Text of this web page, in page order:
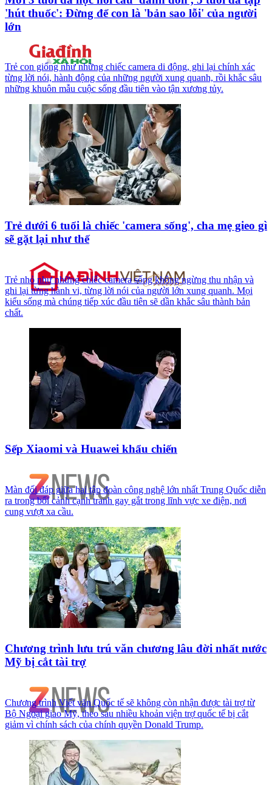
'hút thuốc': Đừng để con là 'bản sao lỗi' của người
lớn
Trẻ con giống như những chiếc camera di động, ghi lại chính xác
từng lời nói, hành động của những người xung quanh, rồi khắc sâu
những khuôn mẫu cuộc sống đầu tiên vào tận xương tủy.
Trẻ dưới 6 tuổi là chiếc 'camera sống', cha mẹ gieo gì
sẽ gặt lại như thế
Trẻ nhỏ như những chiếc camera sống không ngừng thu nhận và
ghi lại từng hành vi, từng lời nói của người lớn xung quanh. Mọi
kiểu sống mà chúng tiếp xúc đầu tiên sẽ dần khắc sâu thành bản
chất.
Sếp Xiaomi và Huawei khẩu chiến
Màn đối đáp giữa hai tập đoàn công nghệ lớn nhất Trung Quốc diễn
ra trong bối cảnh cạnh tranh gay gắt trong lĩnh vực xe điện, nơi
cung vượt xa cầu.
Chương trình lưu trú văn chương lâu đời nhất nước
Mỹ bị cắt tài trợ
Chương trình Viết văn Quốc tế sẽ không còn nhận được tài trợ từ
Bộ Ngoại giao Mỹ, theo sau nhiều khoản viện trợ quốc tế bị cắt
giảm vì chính sách của chính quyền Donald Trump.